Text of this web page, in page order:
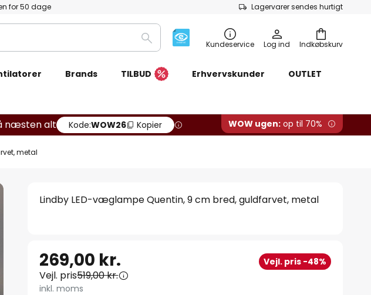
for 50 dage Lagervarer sendes hurtigt
Indkøbskurv
Søg Kundeservice Log ind
Brands TILBUD Erhvervskunder OUTLET
næsten alt Kode:WOW26 Kopier WOW ugen: op til 70%
metal
Lindby LED-væglampe Quentin, 9 cm bred, guldfarvet, metal
269,00 kr. Vejl. pris -48%
Vejl. pris519,00 kr.
inkl. moms